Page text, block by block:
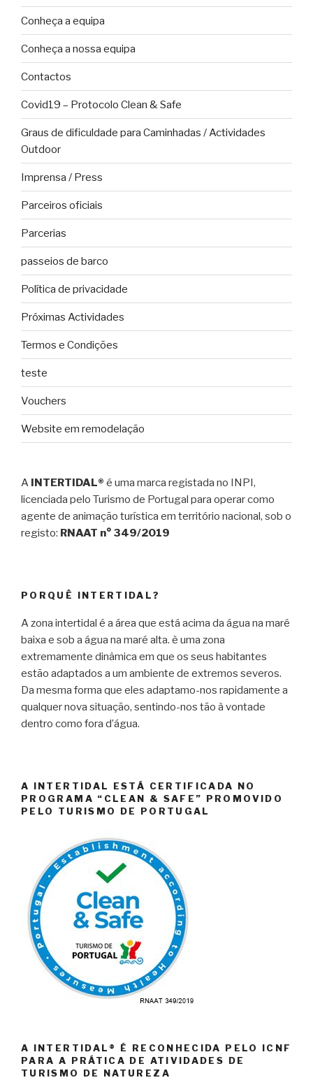
Conheça a equipa
Conheça a nossa equipa
Contactos
Covid19 – Protocolo Clean & Safe
Graus de dificuldade para Caminhadas / Actividades
Outdoor
Imprensa / Press
Parceiros oficiais
Parcerias
passeios de barco
Política de privacidade
Próximas Actividades
Termos e Condições
teste
Vouchers
Website em remodelação
A INTERTIDAL® é uma marca registada no INPI,
licenciada pelo Turismo de Portugal para operar como
agente de animação turística em território nacional, sob o
registo: RNAAT n° 349/2019
PORQUÊ INTERTIDAL?
A zona intertidal é a área que está acima da água na maré
baixa e sob a água na maré alta. è uma zona
extremamente dinâmica em que os seus habitantes
estão adaptados a um ambiente de extremos severos.
Da mesma forma que eles adaptamo-nos rapidamente a
qualquer nova situação, sentindo-nos tão à vontade
dentro como fora d’água.
A INTERTIDAL ESTÁ CERTIFICADA NO
PROGRAMA “CLEAN & SAFE” PROMOVIDO
PELO TURISMO DE PORTUGAL
A INTERTIDAL® É RECONHECIDA PELO ICNF
PARA A PRÁTICA DE ATIVIDADES DE
TURISMO DE NATUREZA